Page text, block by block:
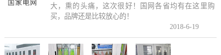
大，熏的头痛，这次很好！国网各省均有在这里购
买，品牌还是比较放心的！
2018-6-19